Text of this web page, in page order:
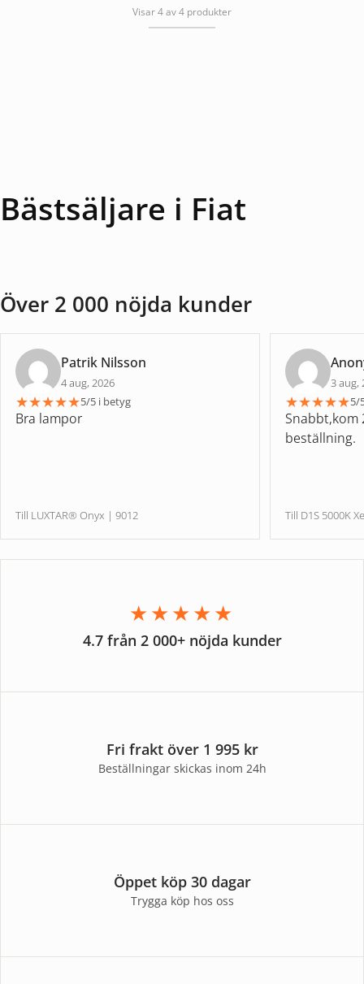
Visar 4 av 4 produkter
Bästsäljare i Fiat
Över 2 000 nöjda kunder
Patrik Nilsson
4 aug, 2026
★★★★★5/5 i betyg
Bra lampor
Till LUXTAR® Onyx | 9012
3 aug,
★★★★★5/
Snabbt,kom
beställning.
Till D1S 5000K
★★★★★
4.7 från 2 000+ nöjda kunder
Fri frakt över 1 995 kr
Beställningar skickas inom 24h
Öppet köp 30 dagar
Trygga köp hos oss